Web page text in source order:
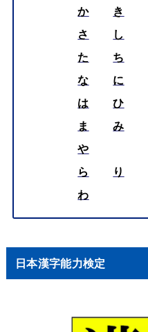
か
き
さ
し
た
ち
な
に
は
ひ
ま
み
や
ら
り
わ
日本漢字能力検定